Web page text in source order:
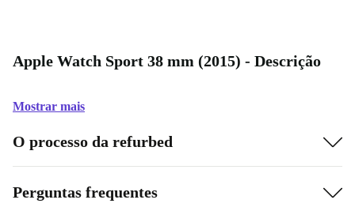
Apple Watch Sport 38 mm (2015) - Descrição
Mostrar mais
O processo da refurbed
Perguntas frequentes